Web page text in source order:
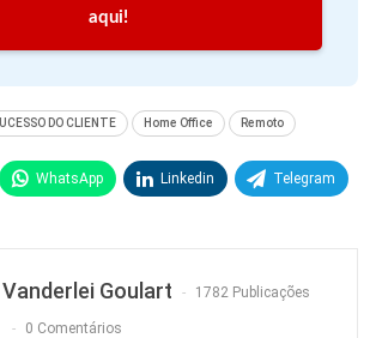
aqui!
DO CLIENTE Home Office Remoto
WhatsApp Linkedin Telegram
Vanderlei Goulart 1782 Publicações
0 Comentários